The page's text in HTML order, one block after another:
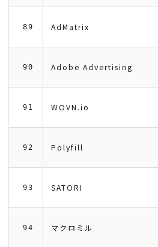
89 AdMatrix
90 Adobe Advertising
91 WOVN.io
92 Polyfill
93 SATORI
94 マクロミル